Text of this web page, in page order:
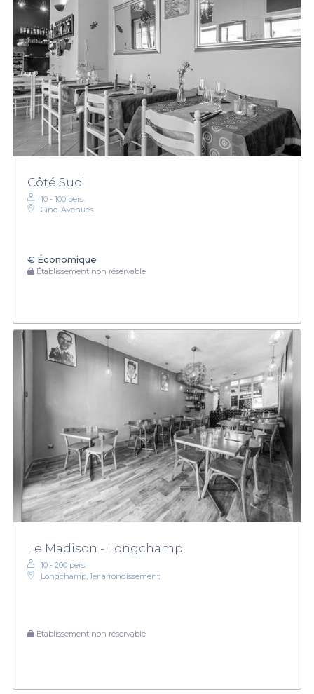
Côté Sud
10 - 100 pers.
Cinq-Avenues
€ Économique
Établissement non réservable
Le Madison - Longchamp
10 - 200 pers.
Longchamp, 1er arrondissement
Établissement non réservable